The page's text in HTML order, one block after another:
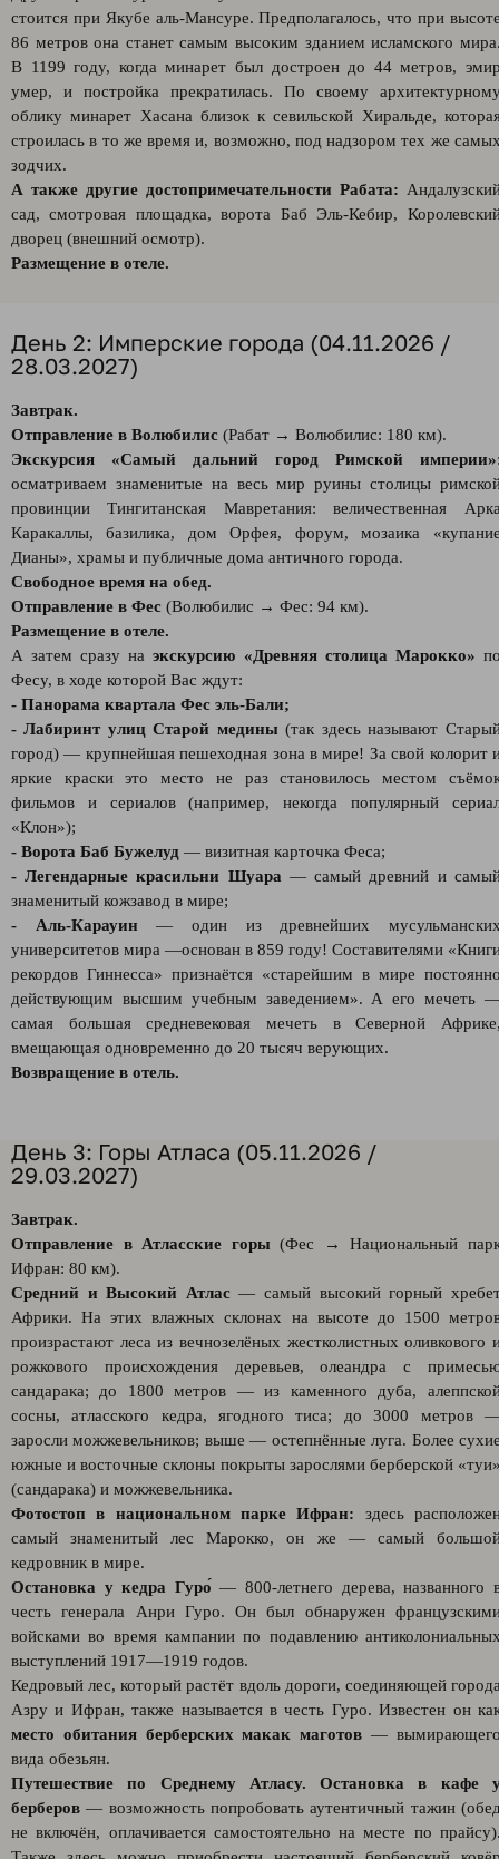
стоится при Якубе аль-Мансуре. Предполагалось, что при
86 метров она станет самым высоким зданием исламского
В 1199 году, когда минарет был достроен до 44 метров,
умер, и постройка прекратилась. По своему
облику минарет Хасана близок к севильской Хиральде,
строилась в то же время и, возможно, под надзором тех же
зодчих.
А также другие достопримечательности Рабата:
сад, смотровая площадка, ворота Баб Эль-Кебир,
дворец (внешний осмотр).
Размещение в отеле.
День 2: Имперские города (04.11.2026 /
28.03.2027)
Завтрак.
Отправление в Волюбилис (Рабат → Волюбилис: 180 км).
Экскурсия «Самый дальний город Римской империи»
осматриваем знаменитые на весь мир руины столицы
провинции Тингитанская Мавретания: величественная
Каракаллы, базилика, дом Орфея, форум, мозаика
Дианы», храмы и публичные дома античного города.
Свободное время на обед.
Отправление в Фес (Волюбилис → Фес: 94 км).
Размещение в отеле.
А затем сразу наэкскурсию «Древняя столица Марокко»
Фесу, в ходе которой Вас ждут:
- Панорама квартала Фес эль-Бали;
- Лабиринт улиц Старой медины (так здесь называют
город) — крупнейшая пешеходная зона в мире! За свой колорит
яркие краски это место не раз становилось местом
фильмов и сериалов (например, некогда популярный
«Клон»);
- Ворота Баб Бужелуд — визитная карточка Феса;
- Легендарные красильни Шуара — самый древний и
знаменитый кожзавод в мире;
- Аль-Карауин— один из древнейших
университетов мира —основан в 859 году! Составителями
рекордов Гиннесса» признаётся «старейшим в мире
действующим высшим учебным заведением». А его мечеть
самая большая средневековая мечеть в Северной
вмещающая одновременно до 20 тысяч верующих.
Возвращение в отель.
День 3: Горы Атласа (05.11.2026 /
29.03.2027)
Завтрак.
Отправление в Атласские горы(Фес → Национальный
Ифран: 80 км).
Средний и Высокий Атлас — самый высокий горный
Африки. На этих влажных склонах на высоте до 1500
произрастают леса из вечнозелёных жестколистных оливкового
рожкового происхождения деревьев, олеандра с
сандарака; до 1800 метров — из каменного дуба,
сосны, атласского кедра, ягодного тиса; до 3000 метров
заросли можжевельников; выше — остепнённые луга. Более
южные и восточные склоны покрыты зарослями берберской
(сандарака) и можжевельника.
Фотостоп в национальном парке Ифран: здесь
самый знаменитый лес Марокко, он же — самый
кедровник в мире.
Остановка у кедра Гуро́ — 800-летнего дерева, названного
честь генерала Анри Гуро. Он был обнаружен
войсками во время кампании по подавлению
выступлений 1917—1919 годов.
Кедровый лес, который растёт вдоль дороги, соединяющей
Азру и Ифран, также называется в честь Гуро. Известен он
место обитания берберских макак маготов —
вида обезьян.
Путешествие по Среднему Атласу. Остановка в кафе
берберов — возможность попробовать аутентичный тажин
не включён, оплачивается самостоятельно на месте по